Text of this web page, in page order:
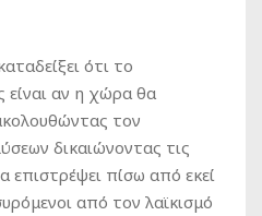
ότι το
είναι αν η χώρα θα
τον
δικαιώνοντας τις
επιστρέψει πίσω από εκεί
από τον λαϊκισμό